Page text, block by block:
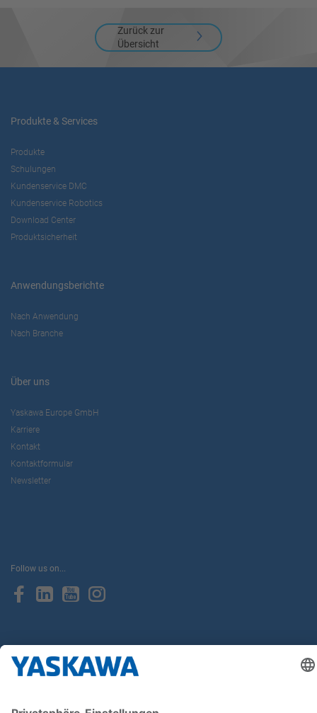
Zurück zur
Übersicht
Produkte & Services
Produkte
Schulungen
Kundenservice DMC
Kundenservice Robotics
Download Center
Produktsicherheit
Anwendungsberichte
Nach Anwendung
Nach Branche
Über uns
Yaskawa Europe GmbH
Karriere
Kontakt
Kontaktformular
Newsletter
Follow us on...
Home AGB Impressum